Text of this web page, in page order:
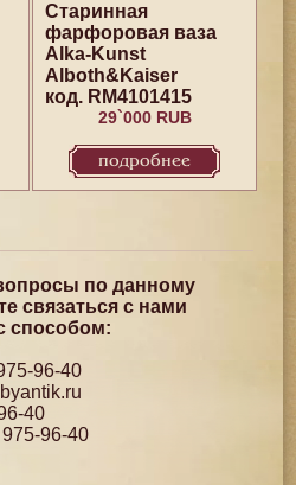
Старинная
фарфоровая ваза
Alka-Kunst
Alboth&Kaiser
код. RM4101415
29`000 RUB
подробнее
по данному
связаться с нами
способом:
96-40
40
96-40